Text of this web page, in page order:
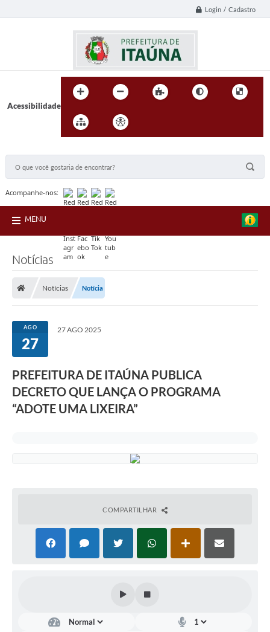
Login / Cadastro
Acessibilidade
Acompanhe-nos:
MENU
Notícias
Notícias Notícia
AGO
27
27 AGO 2025
PREFEITURA DE ITAÚNA PUBLICA
DECRETO QUE LANÇA O PROGRAMA
“ADOTE UMA LIXEIRA”
COMPARTILHAR